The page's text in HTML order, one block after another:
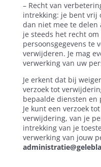
– Recht van
intrekking: je bent vrij
dan niet mee te delen
je steeds het recht
persoonsgegevens te
verwijderen. Je mag
verwerking van uw
Je erkent dat bij
verzoek tot
bepaalde diensten
Je kunt een verzoek
verwijdering, van je
intrekking van je
verwerking van jouw